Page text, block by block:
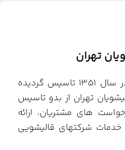
تهران
اتحادیه صنف قالیشویان تهران در سال ۱۳۵۱ تاسیس گردیده
تهران از بدو تاسیس
های مشتریان، ارائه
شرکتهای قالیشویی